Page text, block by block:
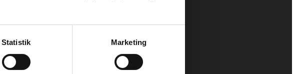
Statistik Marketing